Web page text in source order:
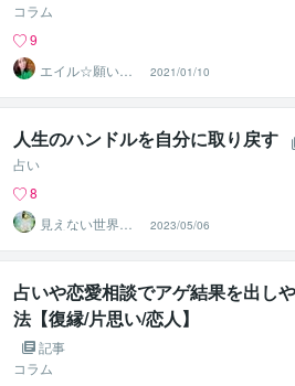
コラム
9
エイル☆願いを
叶える宇宙根源
の巫女
2021/01/10
人生のハンドルを自分に取り戻す
占い
8
見えない世界の
翻訳家 宙（そ
ら）
2023/05/06
占いや恋愛相談でアゲ結果を出し
法【復縁/片思い/恋人】
記事
コラム